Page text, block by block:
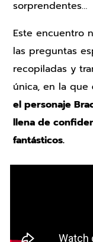
sorprendentes…
Este encuentro
las preguntas
recopiladas y
única, en la que
el personaje
llena de
fantásticos.